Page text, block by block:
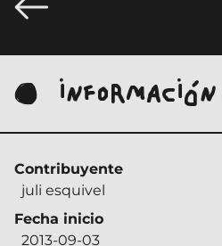
Contribuyente
juli esquivel
Fecha inicio
2013-09-03